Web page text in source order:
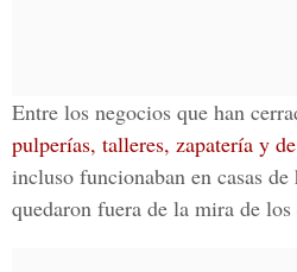
Entre los negocios que han
pulperías, talleres, zapatería y
incluso funcionaban en casas
quedaron fuera de la mira de los